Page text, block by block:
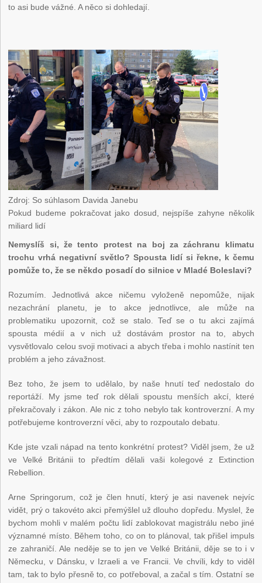
to asi bude vážné. A něco si dohledají.
Zdroj: So súhlasom Davida Janebu
Pokud budeme pokračovat jako dosud, nejspíše zahyne několik
miliard lidí
Nemyslíš si, že tento protest na boj za záchranu klimatu
trochu vrhá negativní světlo? Spousta lidí si řekne, k čemu
pomůže to, že se někdo posadí do silnice v Mladé Boleslavi?
Rozumím. Jednotlivá akce ničemu vyloženě nepomůže, nijak
nezachrání planetu, je to akce jednotlivce, ale může na
problematiku upozornit, což se stalo. Teď se o tu akci zajímá
spousta médií a v nich už dostávám prostor na to, abych
vysvětlovalo celou svoji motivaci a abych třeba i mohlo nastínit ten
problém a jeho závažnost.
Bez toho, že jsem to udělalo, by naše hnutí teď nedostalo do
reportáží. My jsme teď rok dělali spoustu menších akcí, které
překračovaly i zákon. Ale nic z toho nebylo tak kontroverzní. A my
potřebujeme kontroverzní věci, aby to rozpoutalo debatu.
Kde jste vzali nápad na tento konkrétní protest? Viděl jsem, že už
ve Velké Británii to předtím dělali vaši kolegové z Extinction
Rebellion.
Arne Springorum, což je člen hnutí, který je asi navenek nejvíc
vidět, prý o takovéto akci přemýšlel už dlouho dopředu. Myslel, že
bychom mohli v malém počtu lidí zablokovat magistrálu nebo jiné
významné místo. Během toho, co on to plánoval, tak přišel impuls
ze zahraničí. Ale neděje se to jen ve Velké Británii, děje se to i v
Německu, v Dánsku, v Izraeli a ve Francii. Ve chvíli, kdy to viděl
tam, tak to bylo přesně to, co potřeboval, a začal s tím. Ostatní se